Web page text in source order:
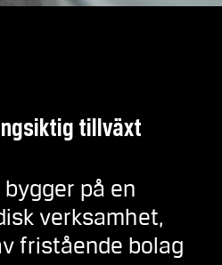
tillväxt
på en
verksamhet,
fristående bolag